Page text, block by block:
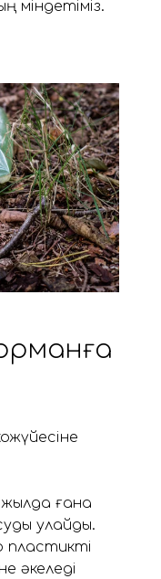
міндетіміз.
ғана
улайды.
пластикті
әкеледі